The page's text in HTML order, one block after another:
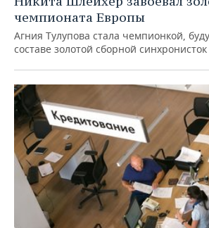
чемпионата Европы
Агния Тулупова стала чемпионкой,
составе золотой сборной синхронисток